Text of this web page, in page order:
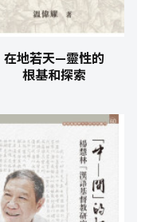
在地若天—靈性的
根基和探索